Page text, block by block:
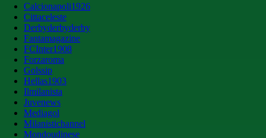
Calcionapoli1926
Cittaceleste
Derbyderbyderby
Fantamagazine
FCInter1908
Forzaroma
Golssip
Hellas1903
Ilmilanista
Juvenews
Mediagol
Milanistichannel
Mondoudinese